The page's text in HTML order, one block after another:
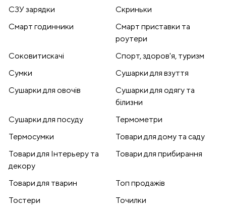
СЗУ зарядки
Скриньки
Смарт годинники
Смарт приставки та
роутери
Соковитискачі
Спорт, здоров'я, туризм
Сумки
Сушарки для взуття
Сушарки для овочів
Сушарки для одягу та
білизни
Сушарки для посуду
Термометри
Термосумки
Товари для дому та саду
Товари для Інтерьеру та
декору
Товари для прибирання
Товари для тварин
Топ продажів
Тостери
Точилки